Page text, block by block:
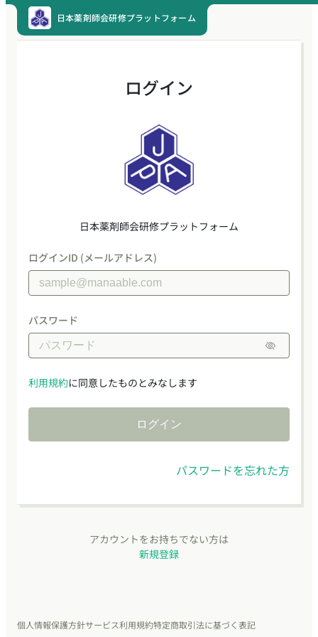
日本薬剤師会研修プラットフォーム
ログイン
日本薬剤師会研修プラットフォーム
ログインID (メールアドレス)
パスワード
利用規約に同意したものとみなします
ログイン
パスワードを忘れた方
アカウントをお持ちでない方は
新規登録
個人情報保護方針サービス利用規約特定商取引法に基づく表記